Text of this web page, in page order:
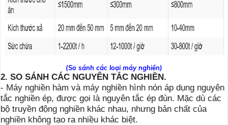
(So sánh các loại máy nghiền)
2. SO SÁNH CÁC NGUYÊN TẮC NGHIỀN.
- Máy nghiền hàm và máy nghiền hình nón áp dụng nguyên
tắc nghiền ép, được gọi là nguyên tắc ép đùn. Mặc dù các
bộ truyền động nghiền khác nhau, nhưng bản chất của
nghiền không tạo ra nhiều khác biệt.